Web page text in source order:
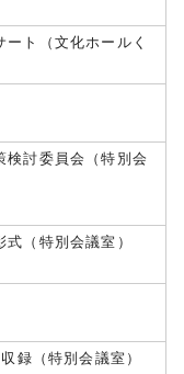
ト（文化ホールく
検討委員会（特別会
（特別会議室）
録（特別会議室）